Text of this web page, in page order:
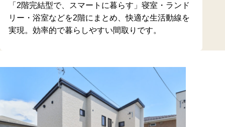
「2階完結型で、スマートに暮らす」寝室・ランド
リー・浴室などを2階にまとめ、快適な生活動線を
実現。効率的で暮らしやすい間取りです。